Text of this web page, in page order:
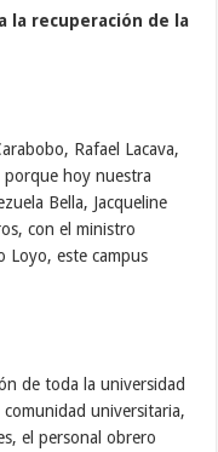
la recuperación de la
Rafael Lacava,
porque hoy nuestra
Bella, Jacqueline
con el ministro
Loyo, este campus
de toda la universidad
universitaria,
el personal obrero